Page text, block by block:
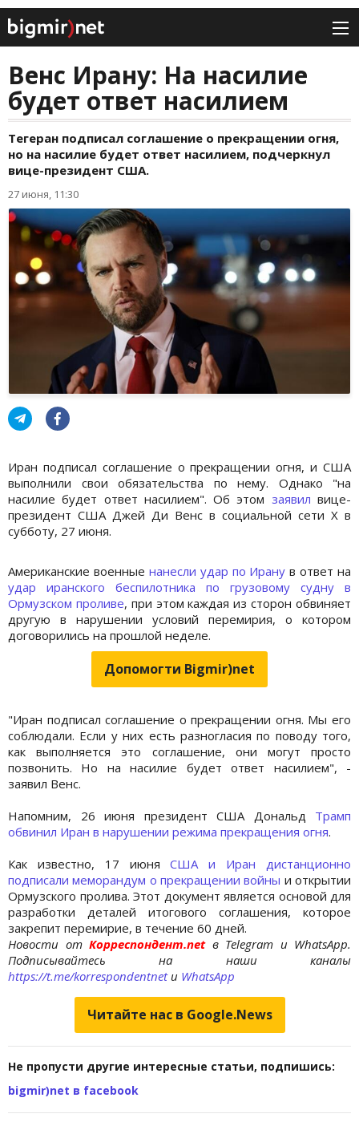
Венс Ирану: На насилие
будет ответ насилием
Тегеран подписал соглашение о прекращении огня,
но на насилие будет ответ насилием, подчеркнул
вице-президент США.
27 июня, 11:30
Иран подписал соглашение о прекращении огня, и США
выполнили свои обязательства по нему. Однако "на
насилие будет ответ насилием". Об этом заявил вице-
президент США Джей Ди Венс в социальной сети X в
субботу, 27 июня.
Американские военные нанесли удар по Ирану в ответ на
удар иранского беспилотника по грузовому судну в
Ормузском проливе, при этом каждая из сторон обвиняет
другую в нарушении условий перемирия, о котором
договорились на прошлой неделе.
Допомогти Bigmir)net
"Иран подписал соглашение о прекращении огня. Мы его
соблюдали. Если у них есть разногласия по поводу того,
как выполняется это соглашение, они могут просто
позвонить. Но на насилие будет ответ насилием", -
заявил Венс.
Напомним, 26 июня президент США Дональд Трамп
обвинил Иран в нарушении режима прекращения огня.
Как известно, 17 июняСША и Иран дистанционно
подписали меморандум о прекращении войны и открытии
Ормузского пролива. Этот документ является основой для
разработки деталей итогового соглашения, которое
закрепит перемирие, в течение 60 дней.
Новости отКорреспондент.net в Telegram и WhatsApp.
Подписывайтесь на наши каналы
https://t.me/korrespondentnetи WhatsApp
Читайте нас в Google.News
Не пропусти другие интересные статьи, подпишись:
bigmir)net в facebook